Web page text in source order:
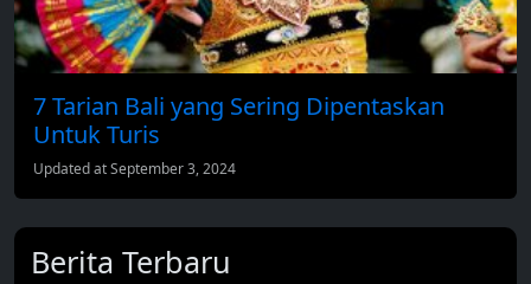
7 Tarian Bali yang Sering Dipentaskan
Untuk Turis
Updated at September 3, 2024
Berita Terbaru